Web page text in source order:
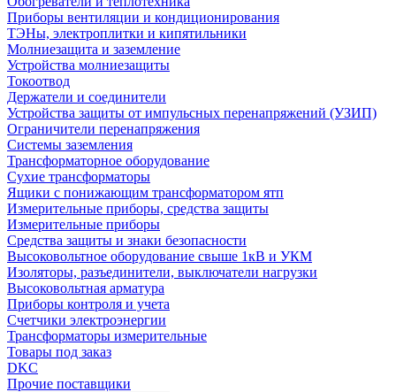
Приборы вентиляции и кондиционирования
ТЭНы, электроплитки и кипятильники
Молниезащита и заземление
Устройства молниезащиты
Токоотвод
Держатели и соединители
Устройства защиты от импульсных перенапряжений (УЗИП)
Ограничители перенапряжения
Системы заземления
Трансформаторное оборудование
Сухие трансформаторы
Ящики с понижающим трансформатором ятп
Измерительные приборы, средства защиты
Измерительные приборы
Средства защиты и знаки безопасности
Высоковольтное оборудование свыше 1кВ и УКМ
Изоляторы, разъединители, выключатели нагрузки
Высоковольтная арматура
Приборы контроля и учета
Счетчики электроэнергии
Трансформаторы измерительные
Товары под заказ
DKC
Прочие поставщики